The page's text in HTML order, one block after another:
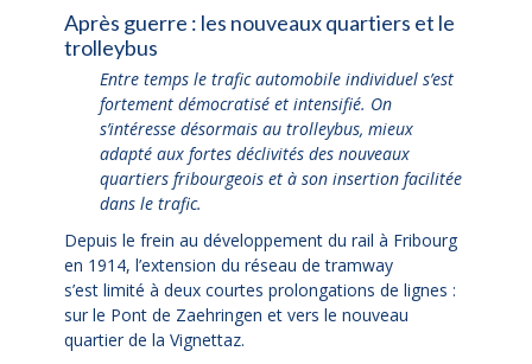
Après guerre : les nouveaux quartiers et le
trolleybus
Entre temps le trafic automobile individuel s’est
fortement démocratisé et intensifié. On
s’intéresse désormais au trolleybus, mieux
adapté aux fortes déclivités des nouveaux
quartiers fribourgeois et à son insertion facilitée
dans le trafic.
Depuis le frein au développement du rail à Fribourg
en 1914, l’extension du réseau de tramway
s’est limité à deux courtes prolongations de lignes :
sur le Pont de Zaehringen et vers le nouveau
quartier de la Vignettaz.